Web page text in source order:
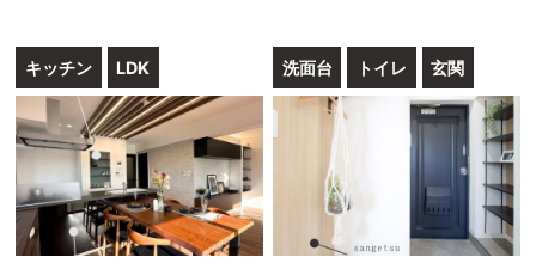
キッチン LDK 洗面台 トイレ 玄関